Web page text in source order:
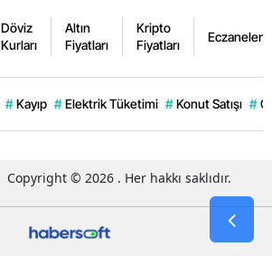
Döviz
Kurları
Altın
Fiyatları
Kripto
Fiyatları
Eczaneler
# Kayıp # Elektrik Tüketimi # Konut Satışı #
Copyright © 2026 . Her hakkı saklıdır.